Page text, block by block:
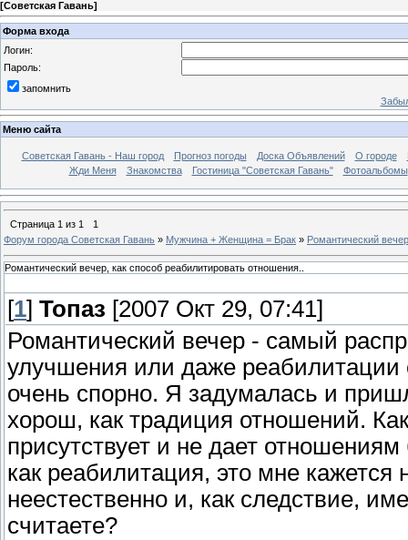
[Советская Гавань]
Форма входа
Логин:
Пароль:
запомнить
Меню сайта
Советская Гавань - Наш город Прогноз погоды Доска Объявлений О городе
Жди Меня
Знакомства Гостиница "Советская Гавань" Фотоальбомы
Страница 1 из 1
1
Форум города Советская Гавань » Мужчина + Женщина = Брак » Романтический
Романтический вечер, как способ реабилитировать отношения..
[1] Топаз [2007 Окт 29, 07:41]
Романтический вечер - самый
улучшения или даже реабилитации
очень спорно. Я задумалась и
хорош, как традиция отношений.
присутствует и не дает
как реабилитация, это мне
неестественно и, как следствие,
считаете?